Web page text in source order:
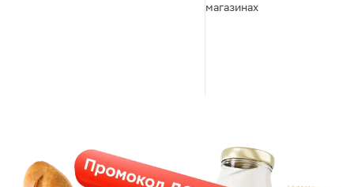
магазинах